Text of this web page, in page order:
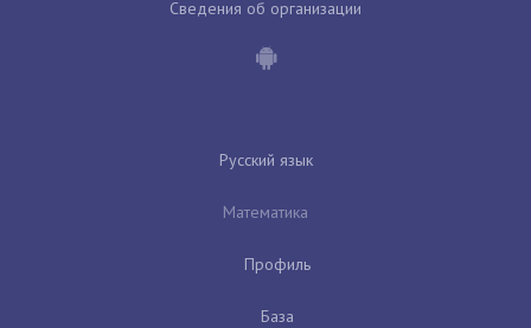
Сведения об организации
Русский язык
Математика
Профиль
База